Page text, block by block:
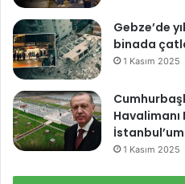
Gebze’de
binada
1 Kasım 2025
1 Kasım 2025